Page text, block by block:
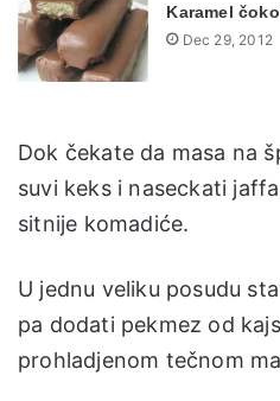
Karamel
Dec 29, 2012
Dok čekate da masa na
suvi keks i naseckati
sitnije komadiće.
U jednu veliku posudu
pa dodati pekmez od
prohladjenom tečnom